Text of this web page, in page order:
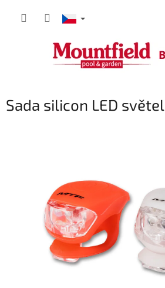
Sada silicon LED světel